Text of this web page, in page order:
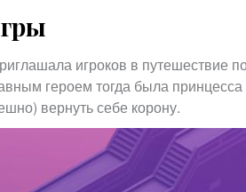
игроков в путешествие
героем тогда была
вернуть себе корону.